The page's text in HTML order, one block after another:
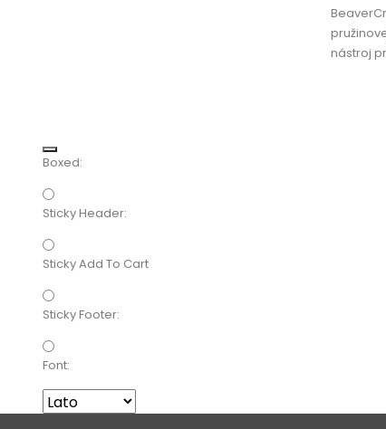
nástroj
Boxed:
Sticky Header:
Sticky Add To Cart
Sticky Footer:
Font: